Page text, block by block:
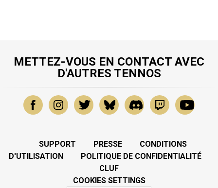
METTEZ-VOUS EN CONTACT AVEC
D'AUTRES TENNOS
SUPPORT PRESSE
CONDITIONS
D'UTILISATION
POLITIQUE DE CONFIDENTIALITÉ
CLUF
COOKIES SETTINGS